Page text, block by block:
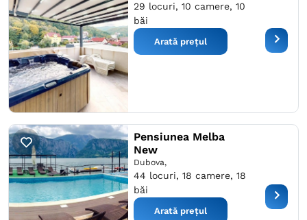
29 locuri, 10 camere, 10
băi
Arată prețul
Pensiunea Melba
New
Dubova,
44 locuri, 18 camere, 18
băi
Arată prețul